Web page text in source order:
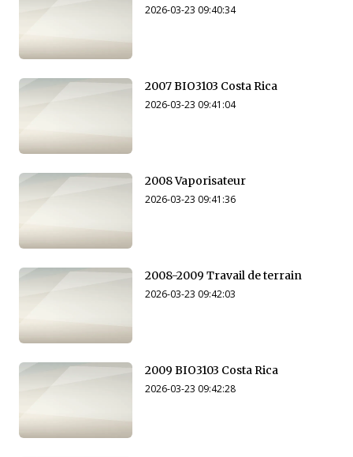
2026-03-23 09:40:34
2007 BIO3103 Costa Rica
2026-03-23 09:41:04
2008 Vaporisateur
2026-03-23 09:41:36
2008-2009 Travail de terrain
2026-03-23 09:42:03
2009 BIO3103 Costa Rica
2026-03-23 09:42:28